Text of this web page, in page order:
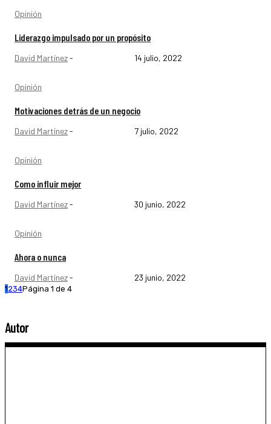
Opinión
Liderazgo impulsado por un propósito
David Martínez- 14 julio, 2022
Opinión
Motivaciones detrás de un negocio
David Martínez- 7 julio, 2022
Opinión
Como influir mejor
David Martínez- 30 junio, 2022
Opinión
Ahora o nunca
David Martínez- 23 junio, 2022
1234Página 1 de 4
Autor